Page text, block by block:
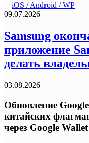
iOS / Android / WP
09.07.2026
Samsung
приложение
делать
03.08.2026
Обновление
китайских
через Google Wallet